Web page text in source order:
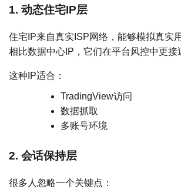
1. 动态住宅IP层
住宅IP来自真实ISP网络，能够模拟真实
相比数据中心IP，它们在平台风控中更接
这种IP适合：
TradingView访问
数据抓取
多账号环境
2. 会话保持层
很多人忽略一个关键点：